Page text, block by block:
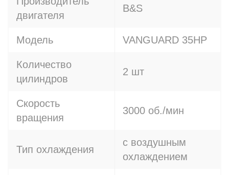
двигателя
B&S
Модель VANGUARD 35HP
Количество
цилиндров
2 шт
Скорость
вращения
3000 об./мин
Тип охлаждения
с воздушным
охлаждением